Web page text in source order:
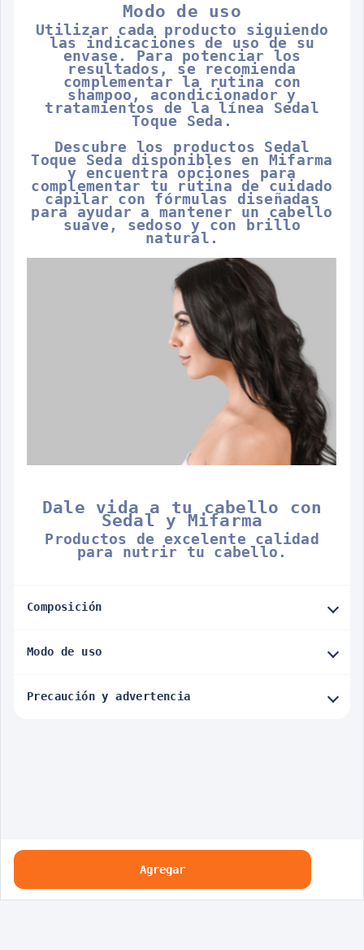
Modo de uso
Utilizar cada producto siguiendo
las indicaciones de uso de su
envase. Para potenciar los
resultados, se recomienda
complementar la rutina con
shampoo, acondicionador y
tratamientos de la línea Sedal
Toque Seda.
Descubre los productos Sedal
Toque Seda disponibles en Mifarma
y encuentra opciones para
complementar tu rutina de cuidado
capilar con fórmulas diseñadas
para ayudar a mantener un cabello
suave, sedoso y con brillo
natural.
Dale vida a tu cabello con
Sedal y Mifarma
Productos de excelente calidad
para nutrir tu cabello.
Composición
Modo de uso
Precaución y advertencia
Agregar